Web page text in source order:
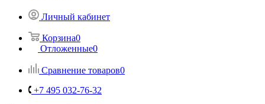
Личный кабинет
Корзина0
Отложенные0
Сравнение товаров0
+7 495 032-76-32